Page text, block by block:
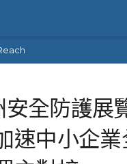
全防護展
中小企業